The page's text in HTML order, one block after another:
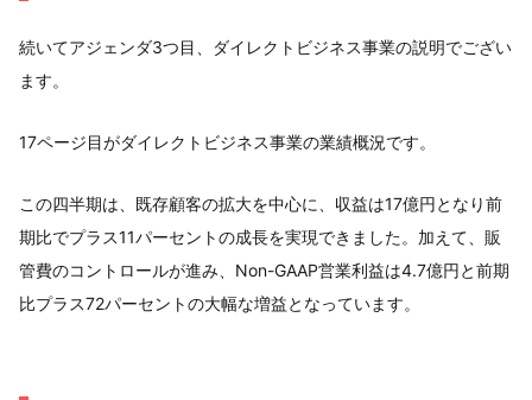
続いてアジェンダ3つ目、ダイレクトビジネス事業の説明でござい
ます。
17ページ目がダイレクトビジネス事業の業績概況です。
この四半期は、既存顧客の拡大を中心に、収益は17億円となり前
期比でプラス11パーセントの成長を実現できました。加えて、販
管費のコントロールが進み、Non-GAAP営業利益は4.7億円と前期
比プラス72パーセントの大幅な増益となっています。